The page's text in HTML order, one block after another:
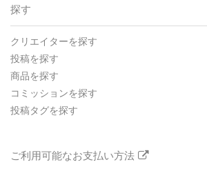
探す
クリエイターを探す
投稿を探す
商品を探す
コミッションを探す
投稿タグを探す
ご利用可能なお支払い方法